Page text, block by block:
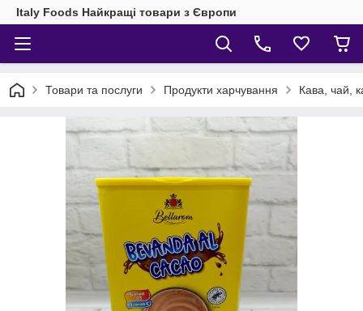
Italy Foods Найкращі товари з Європи
Товари та послуги Продукти харчування Кава, чай,